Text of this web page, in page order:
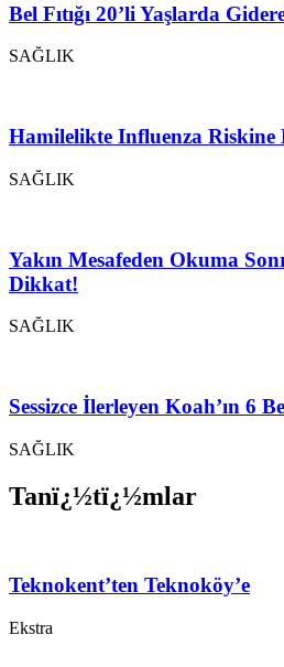
Bel Fıtığı 20’li Yaşlarda
SAĞLIK
Hamilelikte Influenza Riskine
SAĞLIK
Yakın Mesafeden Okuma
Dikkat!
SAĞLIK
Sessizce İlerleyen Koah’ın 6
SAĞLIK
Tanï¿½tï¿½mlar
Teknokent’ten Teknoköy’e
Ekstra